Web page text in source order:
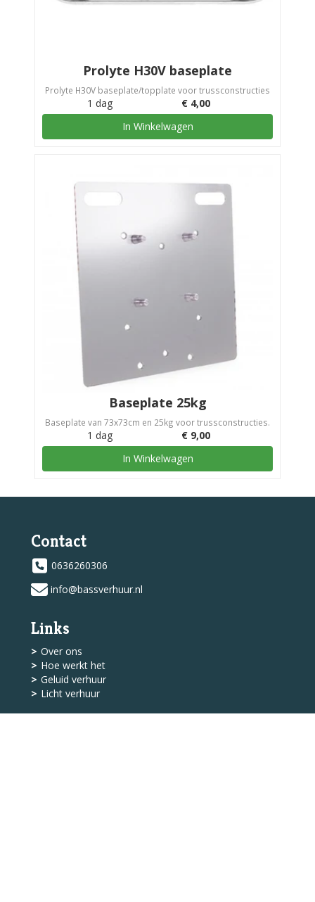
Prolyte H30V baseplate
Prolyte H30V baseplate/topplate voor trussconstructies
1 dag € 4,00
In Winkelwagen
Baseplate 25kg
Baseplate van 73x73cm en 25kg voor trussconstructies.
1 dag € 9,00
In Winkelwagen
Contact
0636260306
info@bassverhuur.nl
Links
Over ons
Hoe werkt het
Geluid verhuur
Licht verhuur